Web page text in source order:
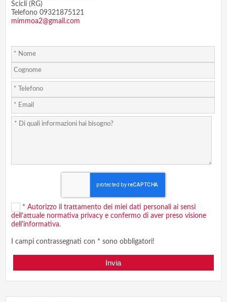
Scicli (RG)
Telefono 09321875121
mimmoa2@gmail.com
*Autorizzo il trattamento dei miei dati personali ai sensi
dell'attuale normativa privacy e confermo di aver preso visione
dell'informativa.
I campi contrassegnati con * sono obbligatori!